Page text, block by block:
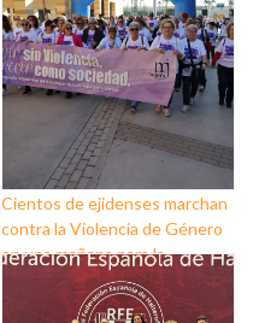
Cientos de ejidenses marchan
contra la Violencia de Género
en una mañana para la
reivindicación y la
concienciación